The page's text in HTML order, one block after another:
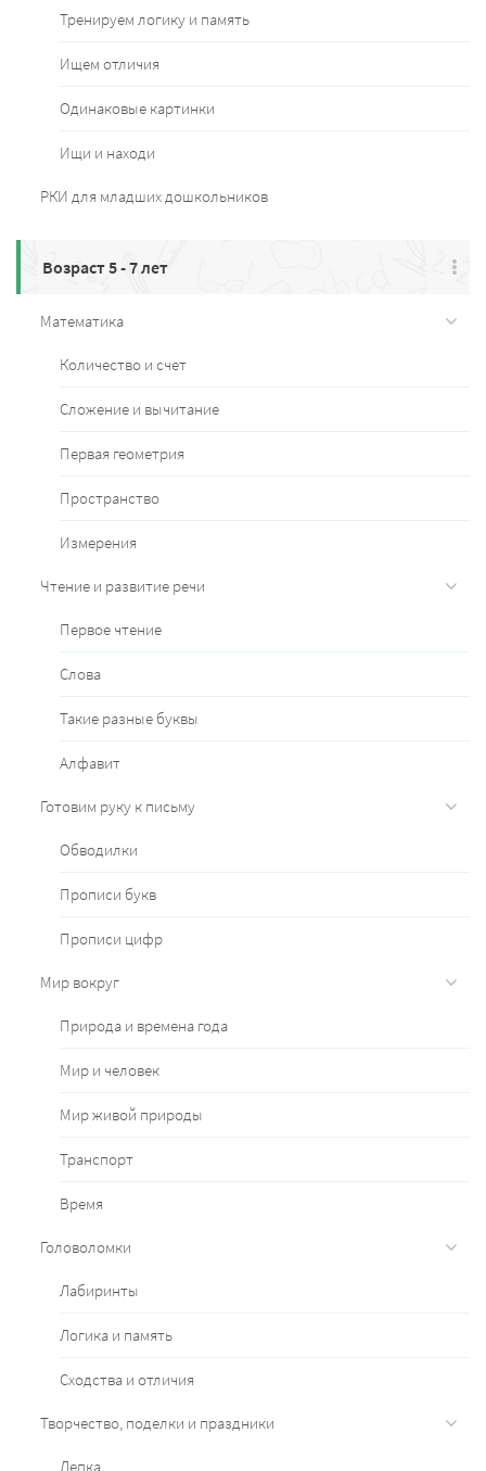
Тренируем логику и память
Ищем отличия
Одинаковые картинки
Ищи и находи
РКИ для младших дошкольников
Возраст 5 - 7 лет
Математика
Количество и счет
Сложение и вычитание
Первая геометрия
Пространство
Измерения
Чтение и развитие речи
Первое чтение
Слова
Такие разные буквы
Алфавит
Готовим руку к письму
Обводилки
Прописи букв
Прописи цифр
Мир вокруг
Природа и времена года
Мир и человек
Мир живой природы
Транспорт
Время
Головоломки
Лабиринты
Логика и память
Сходства и отличия
Творчество, поделки и праздники
Лепка